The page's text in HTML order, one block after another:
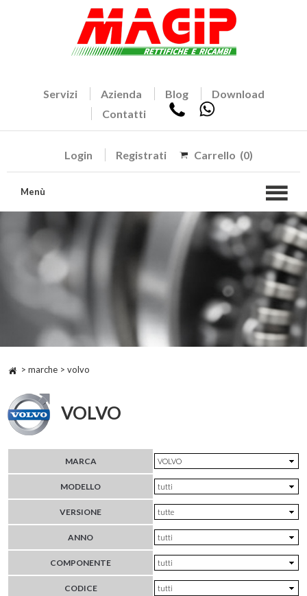
Servizi Azienda Blog
Download
Contatti
Login Registrati Carrello (0)
Menù
> marche > volvo
VOLVO
MARCA
MODELLO
VERSIONE
ANNO
COMPONENTE
CODICE